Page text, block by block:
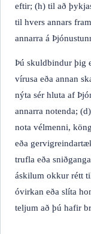
eftir; (h) til að
til hvers annars
annarra á
Þú skuldbindur þig
vírusa eða annan
nýta sér hluta af
annarra notenda;
nota vélmenni,
eða
trufla eða
áskilum okkur rétt
óvirkan eða slíta
teljum að þú hafir